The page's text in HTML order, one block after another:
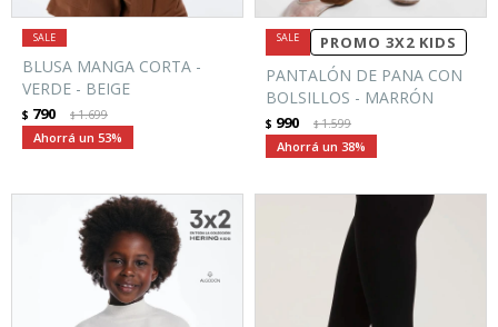
BLUSA MANGA CORTA -
VERDE - BEIGE
$ 790 $1.699
53
PROMO 3X2 KIDS
PANTALÓN DE PANA CON
BOLSILLOS - MARRÓN
$ 990 $1.599
38